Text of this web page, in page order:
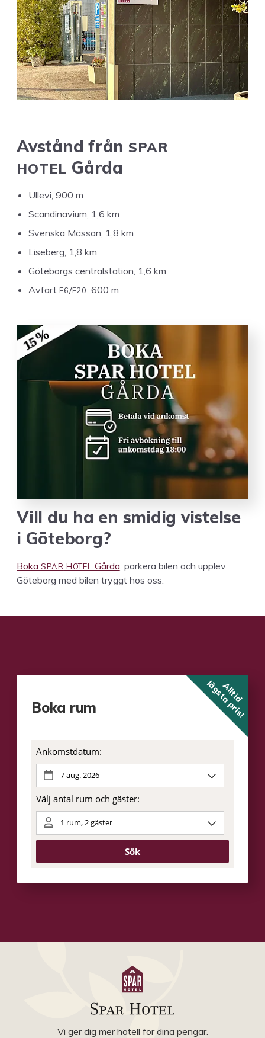
Avstånd från SPAR
HOTEL Gårda
Ulle­vi, 900 m
Scan­di­nav­i­um, 1 6 km
Sven­s­ka Mäs­san, 1 8 km
Lise­berg, 1 8 km
Göte­borgs cen­tral­sta­tion, 1 6 km
Avfart E6/E20 600 m
Vill du ha en smidig vis­telse
i Göteborg?
Boka SPAR HOTEL Går­da , park­era bilen och upplev
Göte­borg med bilen tryg­gt hos oss.
Boka rum
Alltid
lägsta pris!
Vi ger dig mer hotell för dina pengar.